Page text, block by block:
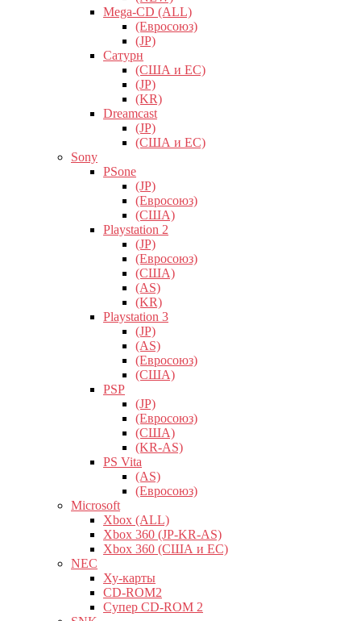
Mega-CD (ALL)
(Евросоюз)
(JP)
Сатурн
(США и ЕС)
(JP)
(KR)
Dreamcast
(JP)
(США и ЕС)
Sony
PSone
(JP)
(Евросоюз)
(США)
Playstation 2
(JP)
(Евросоюз)
(США)
(AS)
(KR)
Playstation 3
(JP)
(AS)
(Евросоюз)
(США)
PSP
(JP)
(Евросоюз)
(США)
(KR-AS)
PS Vita
(AS)
(Евросоюз)
Microsoft
Xbox (ALL)
Xbox 360 (JP-KR-AS)
Xbox 360 (США и ЕС)
NEC
Ху-карты
CD-ROM2
Супер CD-ROM 2